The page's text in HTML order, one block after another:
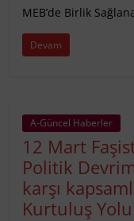
MEB’de Birlik
Devam
A-Güncel Haberler
12 Mart
Politik
karşı
Kurtuluş Yolu